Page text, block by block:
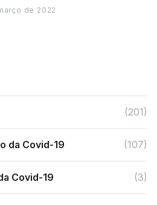
de 2022
(201)
da Covid-19 (107)
Covid-19 (3)